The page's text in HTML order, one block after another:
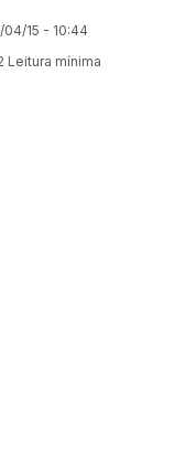
04/15 - 10:44
Leitura mínima